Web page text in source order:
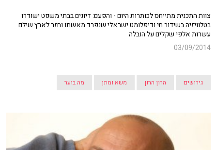
צוות התכנית מתייחס לכותרות היום - והפעם: דיונים בבתי משפט ישודרו
בטלוויזיה בשידור חי ודיפלומט ישראלי שנפרד מאשתו וחזר לארץ שילם
עשרות אלפי שקלים על הובלה
03/09/2014
גירושים הרון הרון משא ומתן מה בוער